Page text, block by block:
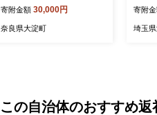
もり 訪問 サービス 奈良県
大淀町
寄附金額 30,000円
奈良県大淀町
寄附
埼玉
この自治体のおすすめ返